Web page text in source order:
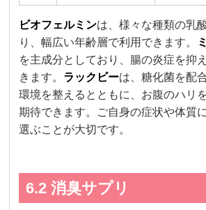
ビオフェルミンは、様々な種類の乳
り、幅広い年齢層で利用できます。
を主成分としており、腸の炎症を抑
きます。 ラックビーは、糖化菌を配
環境を整えるとともに、お腹のハリ
期待できます。ご自身の症状や体質
選ぶことが大切です。
6.2 消臭サプリ